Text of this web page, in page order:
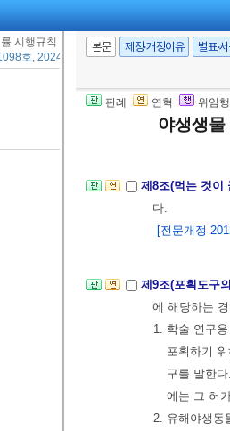
시행규칙
호, 2024. 6. 18., 타법개정]
본문 제정·개정이유 별표·
판례 연혁 위임
야생생
3. 환기, 조명
③ 제1항 및 제
항은 환경부
[본조신설
제8조(먹는 것이
다.
[전문개정
제9조(포획도구
에 해당하는
1. 학술 연구
포획하기
구를 말한
에는 그 허
2. 유해야생동